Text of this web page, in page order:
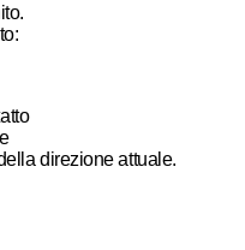
direzione attuale.